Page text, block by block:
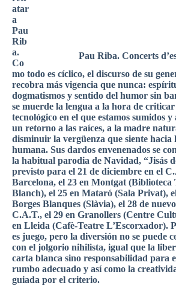
Pau Riba. Concerts
atar
a
Pau
Rib
a.
Co
mo todo es cíclico, el discurso de su
recobra más vigencia que nunca:
dogmatismos y sentido del humor sin
se muerde la lengua a la hora de
tecnológico en el que estamos sumidos
un retorno a las raíces, a la madre
disminuir la vergüenza que siente hacia
humana. Sus dardos envenenados se
la habitual parodia de Navidad, “Jisás
previsto para el 21 de diciembre en el
Barcelona, el 23 en Montgat
Blanch), el 25 en Mataró (Sala Privat),
Borges Blanques (Slàvia), el 28 de
C.A.T., el 29 en Granollers (Centre
en Lleida (Cafè-Teatre L’Escorxador).
es juego, pero la diversión no se puede
con el jolgorio nihilista, igual que la
carta blanca sino responsabilidad para
rumbo adecuado y así como la
guiada por el criterio.